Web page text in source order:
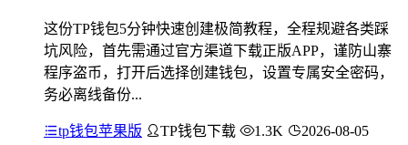
这份TP钱包5分钟快速创建极简教程，全程规避各类踩
坑风险，首先需通过官方渠道下载正版APP，谨防山寨
程序盗币，打开后选择创建钱包，设置专属安全密码，
务必离线备份...
tp钱包苹果版 TP钱包下载 1.3K 2026-08-05